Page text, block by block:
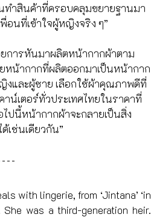
ทำสินค้าที่ครอบคลุมขยายฐานมา
นที่เข้าใจผู้หญิงจริง ๆ”
การหันมาผลิตหน้ากากผ้าตาม
หน้ากากที่ผลิตออกมาเป็นหน้ากาก
งและผู้ชาย เลือกใช้ผ้าคุณภาพดีที่
น์เตอร์ทั่วประเทศไทยในราคาที่
ไปนี้หน้ากากผ้าจะกลายเป็นสิ่ง
เช่นเดียวกัน”
with lingerie, from ‘Jintana’ ‘in
She was a third-generation heir.